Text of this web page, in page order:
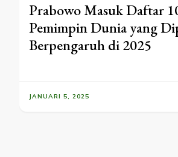
Prabowo Masuk Daftar
Pemimpin Dunia yang
Berpengaruh di 2025
JANUARI 5, 2025